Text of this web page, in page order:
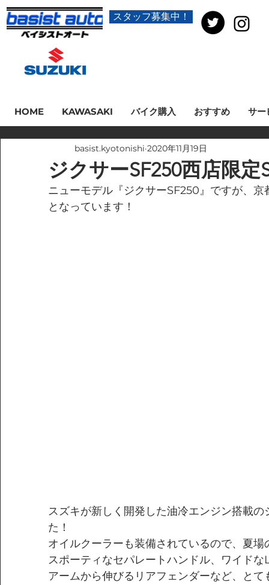
スタッフ募集中！
HOME KAWASAKI バイク購入 おすすめ サー
ジクサーSF250西店限定
basist.kyotonishi 2020年11月19日
ニューモデル『ジクサーSF250』ですが、
となっています！
スズキが新しく開発した油冷エンジン搭載
た！
オイルクーラーも装備されているので、夏
スポーティなセパレートハンドル、ワイド
アームから伸びるリアフェンダーなど、と